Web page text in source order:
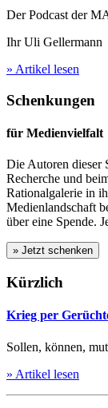
Der Podcast der
Ihr Uli Gellermann
» Artikel lesen
Schenkungen
für Medienvielfalt
Die Autoren dieser
Recherche und
Rationalgalerie in
Medienlandschaft
über eine Spende.
Kürzlich
Krieg per
Sollen, können,
» Artikel lesen